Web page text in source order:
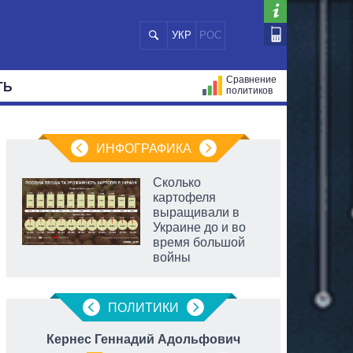
УКР РОС
Сравнение
политиков
ИНФОГРАФИКА
Сколько
картофеля
выращивали в
Украине до и во
время большой
войны
ПОЛИТИКИ
Кернес Геннадий Адольфович